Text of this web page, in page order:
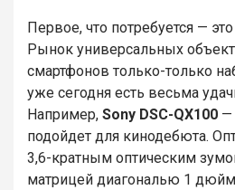
Первое, что потребуется —
Рынок универсальных
смартфонов только-только
уже сегодня есть весьма
Например, Sony DSC-QX100 —
подойдет для кинодебюта.
3,6-кратным оптическим
матрицей диагональю 1